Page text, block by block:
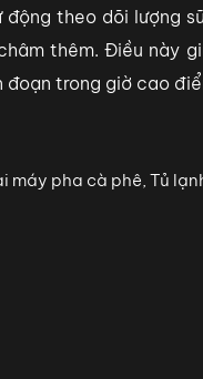
theo dõi lượng
thêm. Điều này
đoạn trong giờ cao